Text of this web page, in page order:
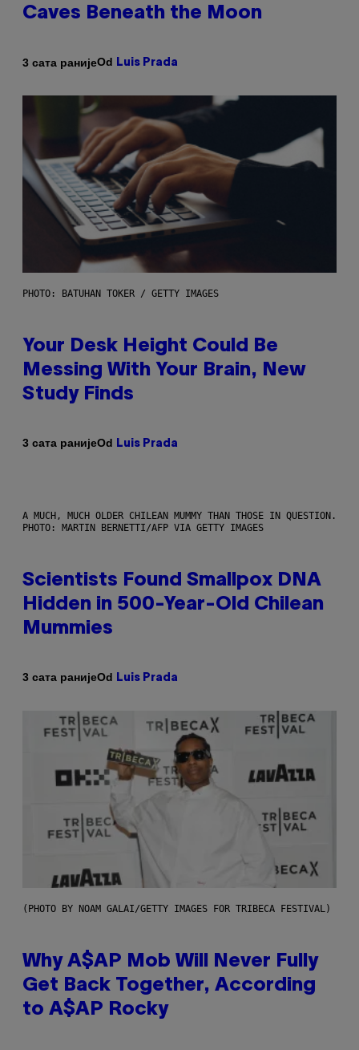
Caves Beneath the Moon
3 сата ранијеOd Luis Prada
PHOTO: BATUHAN TOKER / GETTY IMAGES
Your Desk Height Could Be
Messing With Your Brain, New
Study Finds
3 сата ранијеOd Luis Prada
A MUCH, MUCH OLDER CHILEAN MUMMY THAN THOSE IN QUESTION.
PHOTO: MARTIN BERNETTI/AFP VIA GETTY IMAGES
Scientists Found Smallpox DNA
Hidden in 500-Year-Old Chilean
Mummies
3 сата ранијеOd Luis Prada
(PHOTO BY NOAM GALAI/GETTY IMAGES FOR TRIBECA FESTIVAL)
Why A$AP Mob Will Never Fully
Get Back Together, According
to A$AP Rocky